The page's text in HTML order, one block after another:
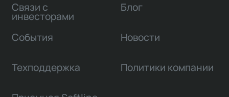
Связи с
инвесторами
Блог
События Новости
Техподдержка Политики компании